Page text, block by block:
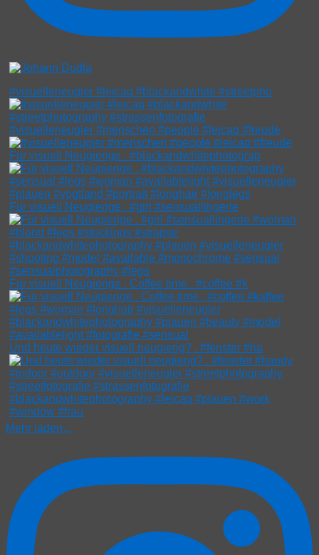
#visuelleneugier #leicaq #blackandwhite #streetpho
#visuelleneugier #menschen #people #leicaq #freude
Für visuell Neugierige . #blackandwhitephotograp
Für visuell Neugierige . #girl #sensuallingerie
Für visuell Neugierige . Coffee time . #coffee #k
Und heute wieder visuell neugierig? . #fenster #ha
Mehr laden...